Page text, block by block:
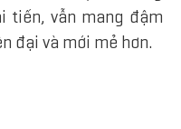
tiến, vẫn mang đậm
đại và mới mẻ hơn.